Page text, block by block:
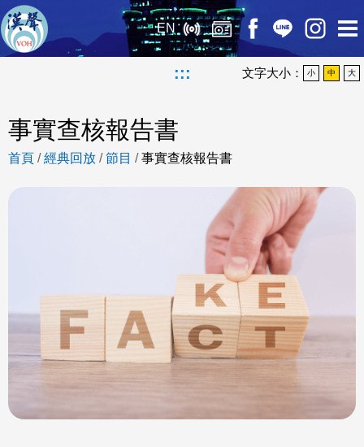
EN
::: 文字大小： 小 中 大
事實查核報告書
首頁 /經典回放 /節目 /事實查核報告書